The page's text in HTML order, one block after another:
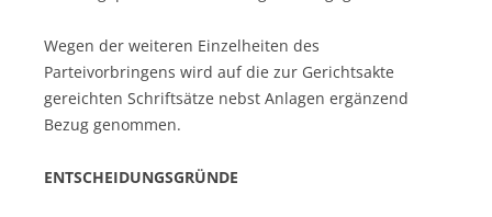
Wegen der weiteren Einzelheiten des
Parteivorbringens wird auf die zur Gerichtsakte
gereichten Schriftsätze nebst Anlagen ergänzend
Bezug genommen.
ENTSCHEIDUNGSGRÜNDE